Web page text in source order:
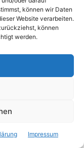
können wir Daten
Website verarbeiten.
können
werden.
Impressum
Stadt Aperlai ein
eine antike Stadt
darunter
und Nekropolen.
liegt in einer
was sie zu